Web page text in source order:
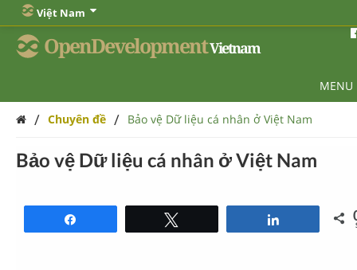
Việt Nam
OpenDevelopmentVietnam
MENU
/ Chuyên đề / Bảo vệ Dữ liệu cá nhân ở Việt Nam
Bảo vệ Dữ liệu cá nhân ở Việt Nam